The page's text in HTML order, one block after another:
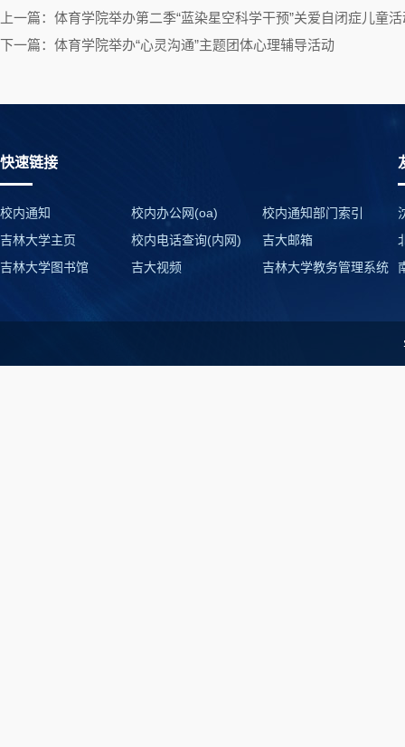
上一篇：体育学院举办第二季“蓝染星空科学干预”关爱自闭症儿童
下一篇：体育学院举办“心灵沟通”主题团体心理辅导活动
快速链接
校内通知 校内办公网(oa)
校内通知部门索引
吉林大学主页
校内电话查询(内网)
吉大邮箱
吉林大学图书馆
吉大视频 吉林大学教务管理系统